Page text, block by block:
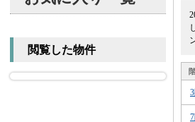
閲覧した物件